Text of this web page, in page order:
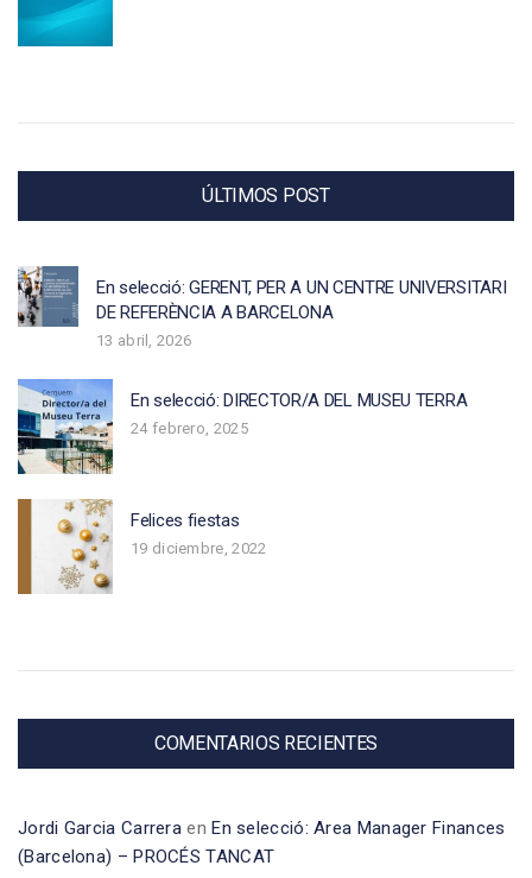
ÚLTIMOS POST
En selecció: GERENT, PER A UN CENTRE UNIVERSITARI
DE REFERÈNCIA A BARCELONA
13 abril, 2026
En selecció: DIRECTOR/A DEL MUSEU TERRA
24 febrero, 2025
Felices fiestas
19 diciembre, 2022
COMENTARIOS RECIENTES
Jordi Garcia Carrera enEn selecció: Area Manager Finances
(Barcelona) – PROCÉS TANCAT